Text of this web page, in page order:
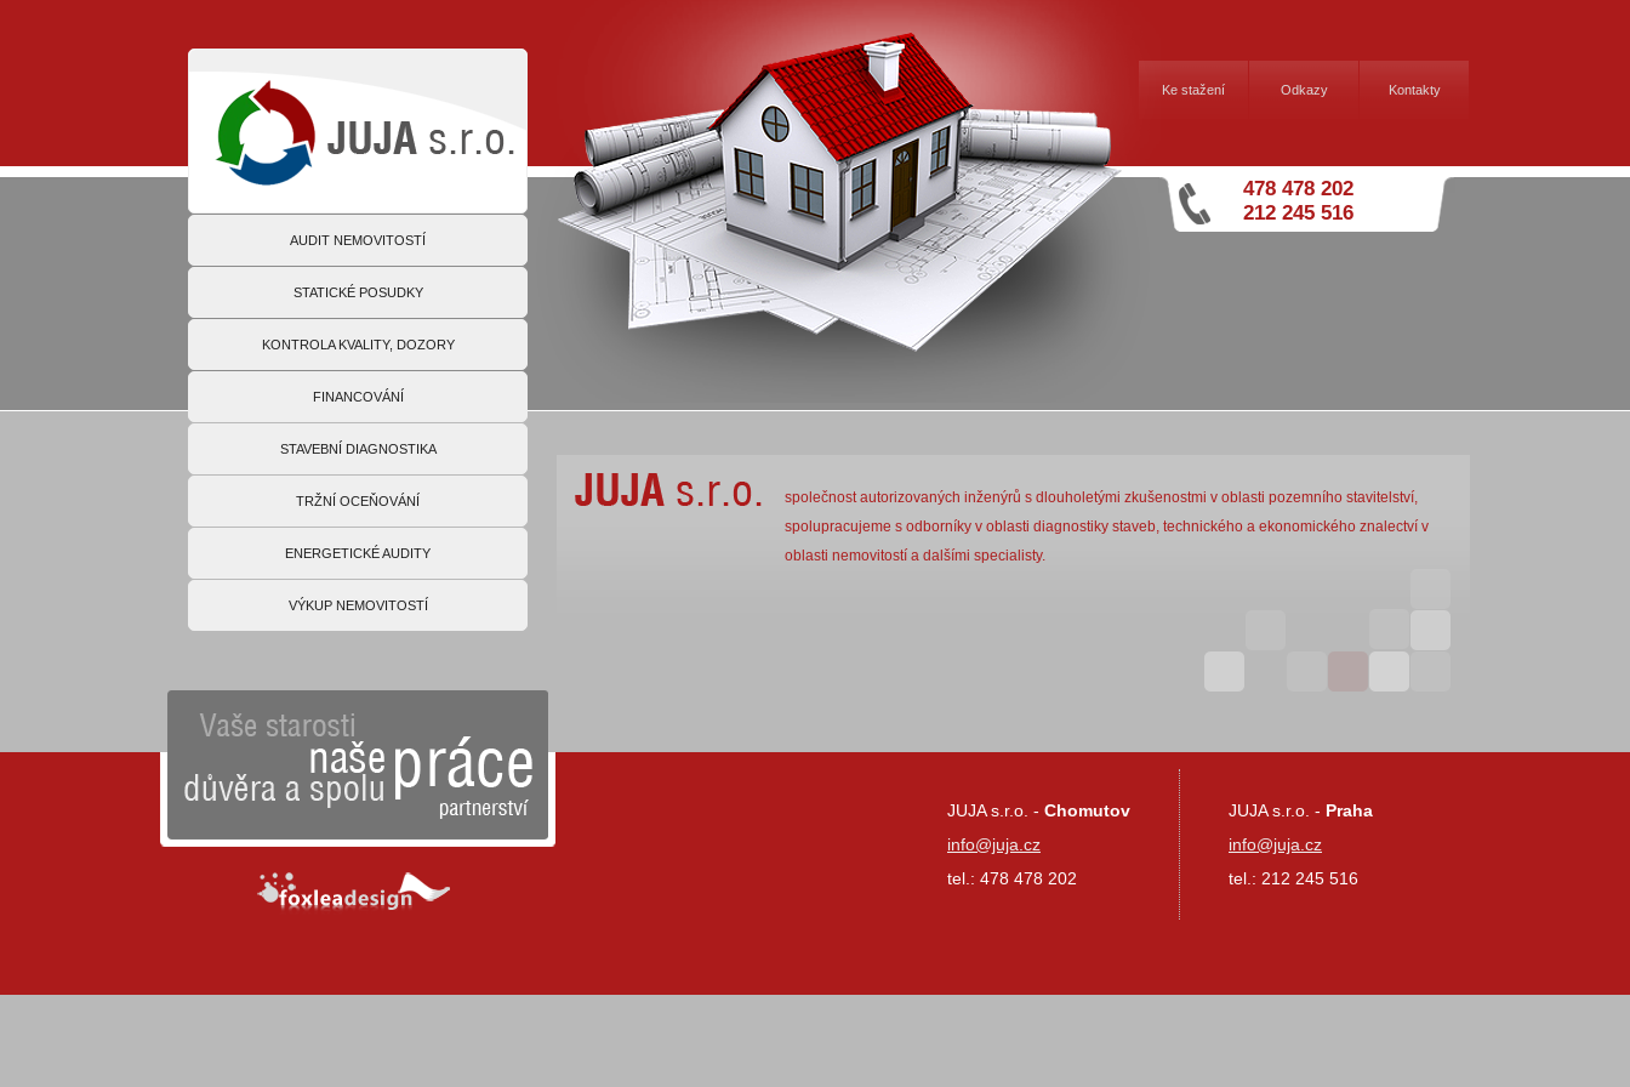
společnost autorizovaných inženýrů s dlouholetými zkušenostmi v oblasti pozemního stavitelství,
spolupracujeme s odborníky v oblasti diagnostiky staveb, technického a ekonomického znalectví v
oblasti nemovitostí a dalšími specialisty.
AUDIT NEMOVITOSTÍ
STATICKÉ POSUDKY
KONTROLA KVALITY, DOZORY
FINANCOVÁNÍ
STAVEBNÍ DIAGNOSTIKA
TRŽNÍ OCEŇOVÁNÍ
ENERGETICKÉ AUDITY
VÝKUP NEMOVITOSTÍ
478 478 202
212 245 516
Ke stažení Odkazy Kontakty
JUJA s.r.o. - Praha
info@juja.cz
tel.: 212 245 516
JUJA s.r.o. - Chomutov
info@juja.cz
tel.: 478 478 202